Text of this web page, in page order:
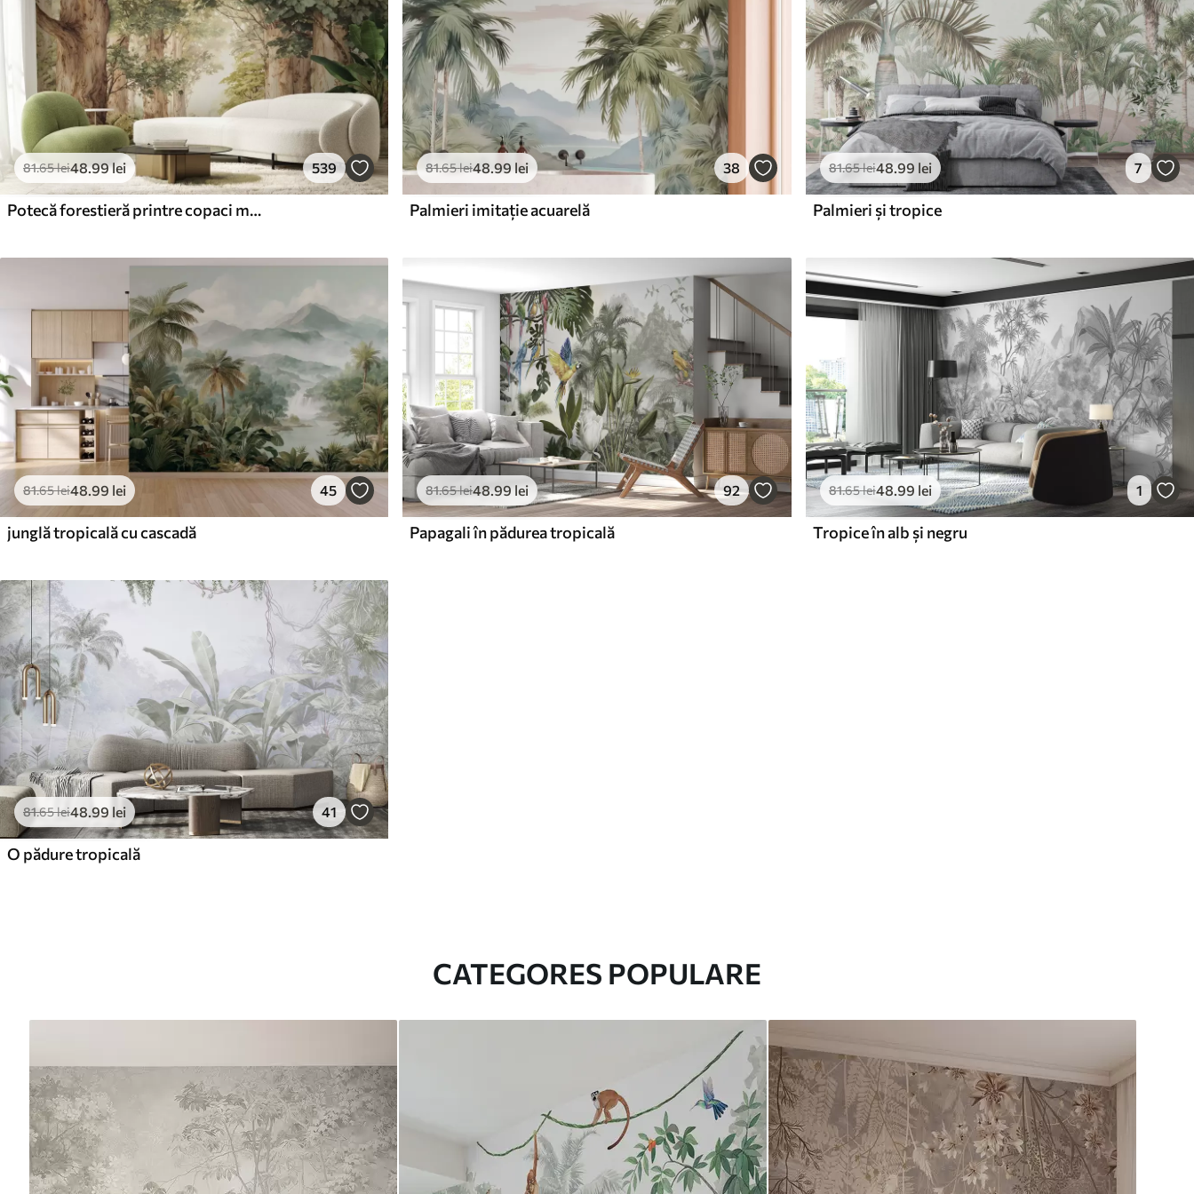
81.65lei48.99lei 539
Potecă forestieră printre copaci maiestuoși, în stil acuarelă
81.65lei48.99 lei 38
Palmieri imitație acuarelă
81.65lei48.99 lei 7
Palmieri și tropice
81.65lei48 .99 lei 45
junglă tropicală cu cascadă
81.65lei48 .99lei 92
Papagali în pădurea tropicală
81.65lei48 .99 lei 1
Tropice în alb și negru
81.65lei48.99 lei 41
O pădure tropicală
CATEGORES POPULARE